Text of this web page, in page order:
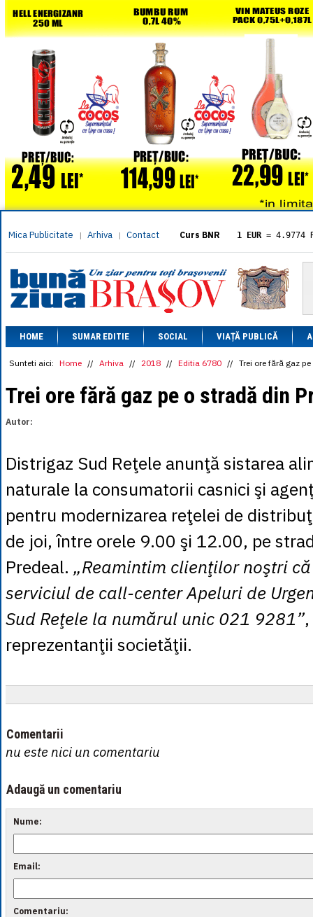
Mica Publicitate | Arhiva | Contact Curs BNR 1 EUR = 4.9774
= 5.8304
1 XAU= 464.4611
1 AED= 1.1933
1 AUD= 2.7957
1 BGN= 2.5449
1 CAD= 3.1559
1 CHF= 5.2813
1 CNY= 0.6015
1 DKK
= 0.6668
1 EGP
= 0.0860
1 MDL = 0.2538
1 NOK = 0.4191
1 NZD = 2.6097
1 PLN= 1.1646
= 0.0425
1 RUB = 0.0530
1 SEK = 0.4526
1 TRY = 0.1141
1 UAH = 0.1048
1 XDR= 5.9383
1 ZAR= 0.2318
HOME SUMAR EDITIE SOCIAL VIAȚĂ PUBLICĂ
Sunteti aici: Home // Arhiva // 2018 // Editia 6780 // Trei ore fără gaz
Trei ore fără gaz pe o stradă din
Autor:
Distrigaz Sud Reţele anunţă sistarea
naturale la consumatorii casnici şi
pentru modernizarea reţelei de
de joi, între orele 9.00 şi 12.00, pe
Predeal. „Reamintim clienţilor noştri
serviciul de call-center Apeluri de
Sud Reţele la numărul unic 021 9281”
reprezentanţii societăţii.
Comentarii
nu este nici un comentariu
Adaugă un comentariu
Nume:
Email:
Comentariu: